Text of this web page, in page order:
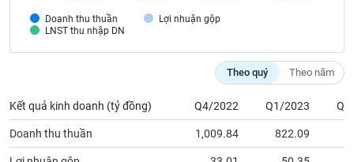
Doanh thu thuần
Lợi nhuận gộp
LNST thu nhập DN
Theo quý Theo năm
Kết quả kinh doanh (tỷ đồng) Q4/2022 Q1/2023
Doanh thu thuần 1,009.84 822.09
SẢN
Mã
Tất cả Cổ phiếu Chỉ số Chứng chỉ quỹ Chứng